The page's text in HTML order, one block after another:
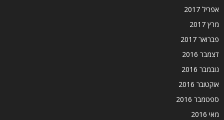
אפריל 2017
מרץ 2017
פברואר 2017
דצמבר 2016
נובמבר 2016
אוקטובר 2016
ספטמבר 2016
מאי 2016